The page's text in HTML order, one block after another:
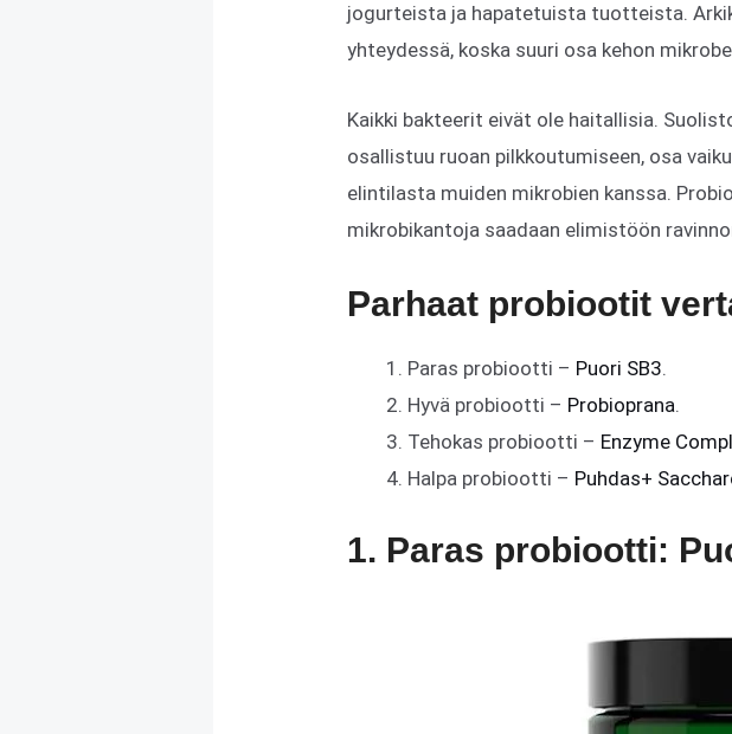
jogurteista ja hapatetuista tuotteista.
yhteydessä, koska suuri osa kehon
Kaikki bakteerit eivät ole haitallisia.
osallistuu ruoan pilkkoutumiseen, osa
elintilasta muiden mikrobien kanssa.
mikrobikantoja saadaan elimistöön
Parhaat probiootit
Paras probiootti – Puori SB3.
Hyvä probiootti – Probioprana.
Tehokas probiootti – Enzyme
Halpa probiootti – Puhdas+
1. Paras probiootti: